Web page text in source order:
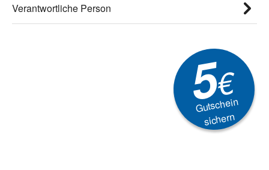
Verantwortliche Person
5€
Gutschein
sichern